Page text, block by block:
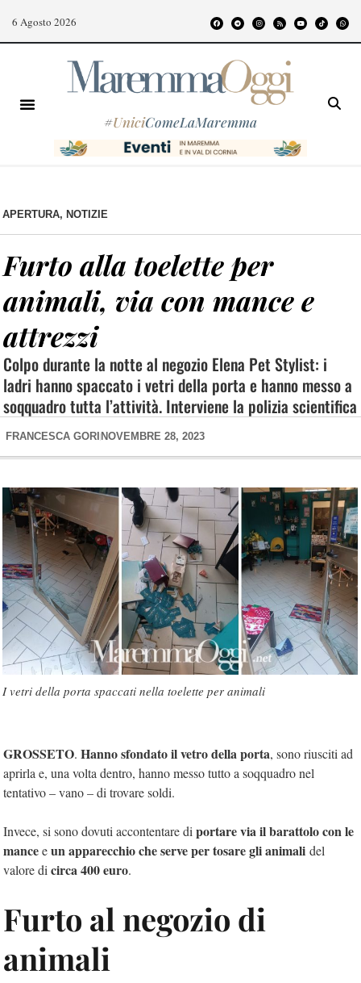
6 Agosto 2026
#UniciComeLaMaremma
APERTURA, NOTIZIE
Furto alla toelette per
animali, via con mance e
attrezzi
Colpo durante la notte al negozio Elena Pet Stylist: i
ladri hanno spaccato i vetri della porta e hanno messo a
soqquadro tutta l’attività. Interviene la polizia scientifica
FRANCESCA GORI NOVEMBRE 28, 2023
I vetri della porta spaccati nella toelette per animali
GROSSETO. Hanno sfondato il vetro della porta, sono riusciti ad
aprirla e, una volta dentro, hanno messo tutto a soqquadro nel
tentativo – vano – di trovare soldi.
Invece, si sono dovuti accontentare di portare via il barattolo con le
manceeun apparecchio che serve per tosare gli animali del
valore di circa 400 euro.
Furto al negozio di
animali